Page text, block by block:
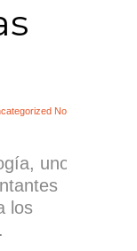
No
uno
los